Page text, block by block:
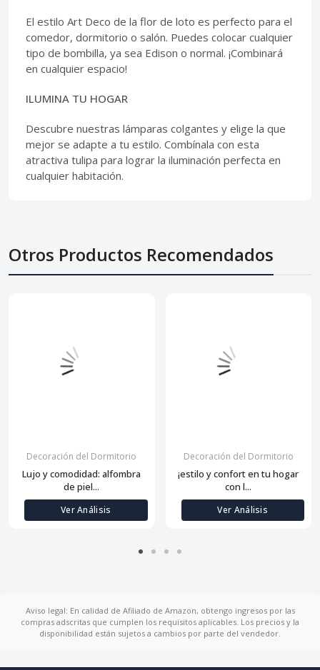
El estilo Art Deco de la flor de loto es perfecto para el
comedor, dormitorio o salón. Puedes colocar cualquier
tipo de bombilla, ya sea Edison o normal. ¡Combinará
en cualquier espacio!
ILUMINA TU HOGAR
Descubre nuestras lámparas colgantes y elige la que
mejor se adapte a tu estilo. Combínala con esta
atractiva tulipa para lograr la iluminación perfecta en
cualquier habitación.
Otros Productos Recomendados
Decoración del Dormitorio
Lujo y comodidad: alfombra
de piel...
Ver Análisis
Decoración del Dormitorio
¡estilo y confort en tu hogar
con l...
Ver Análisis
Aviso legal: En calidad de Afiliado de Amazon, obtengo ingresos por las
compras adscritas que cumplen los requisitos aplicables. Los precios y la
disponibilidad están sujetos a cambios por parte del vendedor.